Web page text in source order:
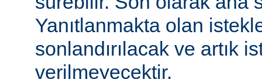
Yanıtlanmakta olan
sonlandırılacak ve artık
verilmeyecektir.